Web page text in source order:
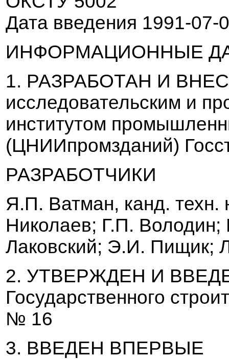
Дата введения 1991-07-
ИНФОРМАЦИОННЫЕ
1. РАЗРАБОТАН И В
исследовательским и
институтом
(ЦНИИпромзданий)
РАЗРАБОТЧИКИ
Я.П. Ватман, канд. техн.
Николаев; Г.П. В
Лаковский; Э.И. Пищик;
2. УТВЕРЖДЕН И ВВ
Государственного
№ 16
3. ВВЕДЕН ВПЕРВЫЕ